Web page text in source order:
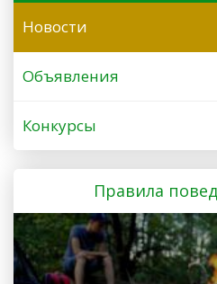
Новости
Объявления
Конкурсы
Правила